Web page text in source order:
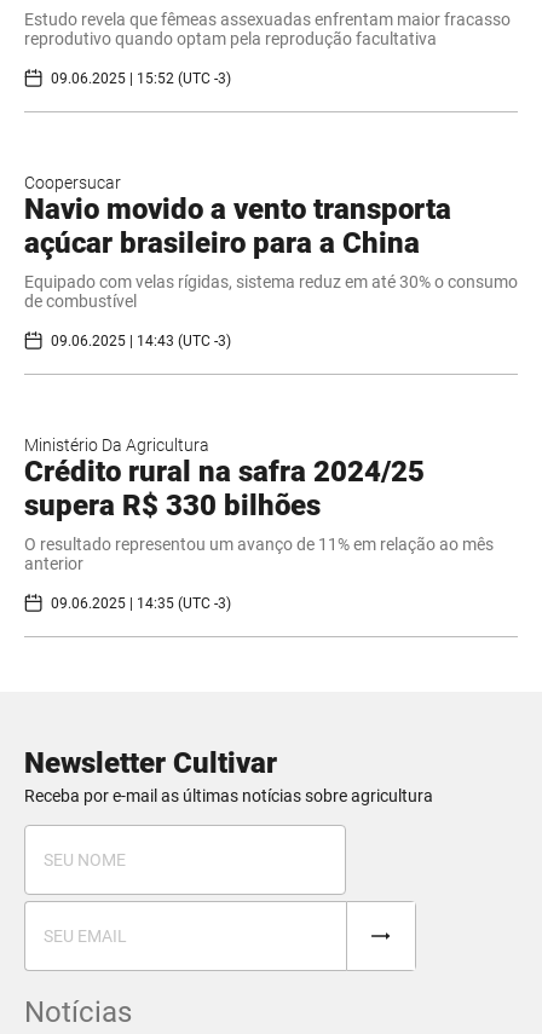
Estudo revela que fêmeas assexuadas enfrentam maior fracasso
reprodutivo quando optam pela reprodução facultativa
09.06.2025 | 15:52 (UTC -3)
Coopersucar
Navio movido a vento transporta
açúcar brasileiro para a China
Equipado com velas rígidas, sistema reduz em até 30% o consumo
de combustível
09.06.2025 | 14:43 (UTC -3)
Ministério Da Agricultura
Crédito rural na safra 2024/25
supera R$ 330 bilhões
O resultado representou um avanço de 11% em relação ao mês
anterior
09.06.2025 | 14:35 (UTC -3)
Newsletter Cultivar
Receba por e-mail as últimas notícias sobre agricultura
Notícias